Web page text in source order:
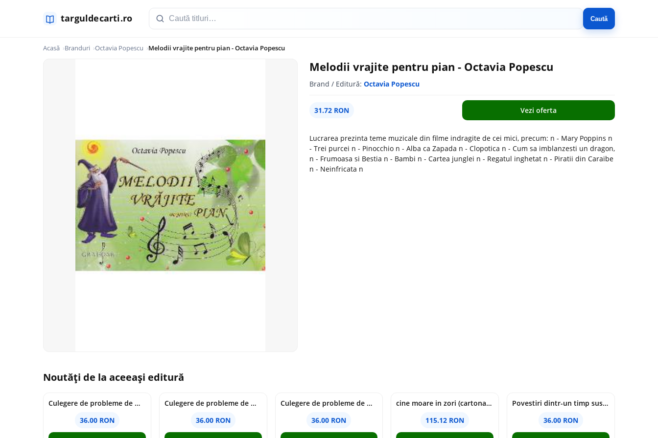
Caută
Acasă Branduri Octavia Popescu Melodii vrajite pentru pian - Octavia Popescu
Melodii vrajite pentru pian - Octavia Popescu
Brand / Editură: Octavia Popescu
31.72 RON Vezi oferta
Lucrarea prezinta teme muzicale din filme indragite de cei mici, precum: n - Mary Poppins n
- Trei purcei n - Pinocchio n - Alba ca Zapada n - Clopotica n - Cum sa imblanzesti un dragon,
n - Frumoasa si Bestia n - Bambi n - Cartea junglei n - Regatul inghetat n - Piratii din Caraibe
n - Neinfricata n
Noutăți de la aceeași editură
Culegere de probleme de matematica - Clasa 7 - Ioana Monalisa Manea
36.00 RON
Culegere de probleme de matematica - Clasa 6 - Ioana Monalisa Manea, Cristina Neagoe
36.00 RON
Culegere de probleme de matematica - Clasa 5 - Ioana Monalisa Manea, Cristina Neagoe
36.00 RON
cine moare in zori (cartonata) - holly jackson
115.12 RON
Povestiri dintr-un timp suspendat - Simona Mihutiu
36.00 RON